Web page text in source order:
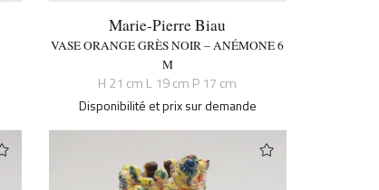
Marie-Pierre Biau
VASE ORANGE GRÈS NOIR – ANÉMONE 6
M
H 21 cm L 19 cm P 17 cm
Disponibilité et prix sur demande